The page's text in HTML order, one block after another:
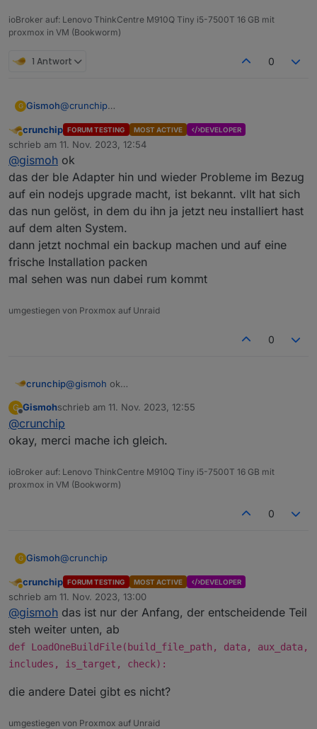
from gyp.common import GypError
from gyp.common
# A list of types that are treated as linkable.
"shared_library"
ioBroker auf: Lenovo ThinkCentre M910Q Tiny i5-7500T 16 GB mit
proxmox in VM (Bookworm)
1 Antwort 0
G Gismoh@crunchip
Abwesend
crunchip FORUM TESTING MOST ACTIVE DEVELOPER
schrieb am 11. Nov. 2023, 12:54
zuletzt editiert von
@gismoh ok
das der ble Adapter hin und wieder Probleme im Bezug
auf ein nodejs upgrade macht, ist bekannt. vllt hat sich
das nun gelöst, in dem du ihn ja jetzt neu installiert hast
auf dem alten System.
dann jetzt nochmal ein backup machen und auf eine
frische Installation packen
mal sehen was nun dabei rum kommt
umgestiegen von Proxmox auf Unraid
0
crunchip@gismoh ok
Bezug auf ein nodejs upgrade macht, ist bekannt. vllt
installiert hast auf dem alten System.
dann jetzt nochmal ein backup machen und auf eine
mal sehen was nun dabei rum kommt
G Gismohschrieb am 11. Nov. 2023, 12:55
zuletzt editiert von
@crunchip
okay, merci mache ich gleich.
ioBroker auf: Lenovo ThinkCentre M910Q Tiny i5-7500T 16 GB mit
proxmox in VM (Bookworm)
0
G Gismoh@crunchip
# Copyright (c) 2012 Google Inc. All rights
# Use of this source code is governed by a
# found in the LICENSE file.
import ast
import gyp.simple_copy
import os.path
Abwesend
crunchip FORUM TESTING MOST ACTIVE DEVELOPER
schrieb am 11. Nov. 2023, 13:00
zuletzt editiert von
@gismoh das ist nur der Anfang, der entscheidende Teil
steh weiter unten, ab
def LoadOneBuildFile(build_file_path, data, aux_data,
includes, is_target, check):
die andere Datei gibt es nicht?
umgestiegen von Proxmox auf Unraid